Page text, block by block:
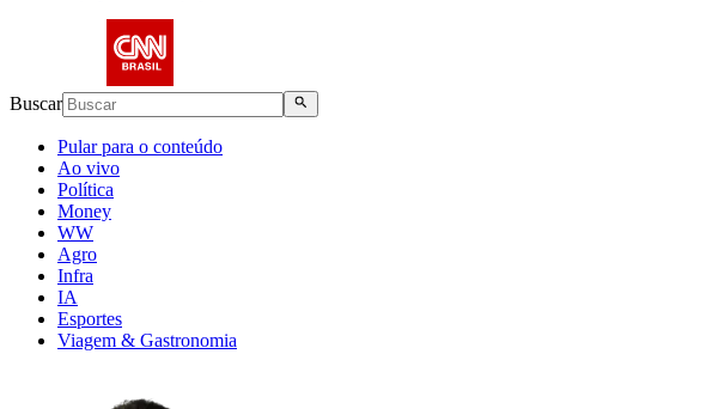
Buscar
Pular para o conteúdo
Ao vivo
Política
Money
WW
Agro
Infra
IA
Esportes
Viagem & Gastronomia